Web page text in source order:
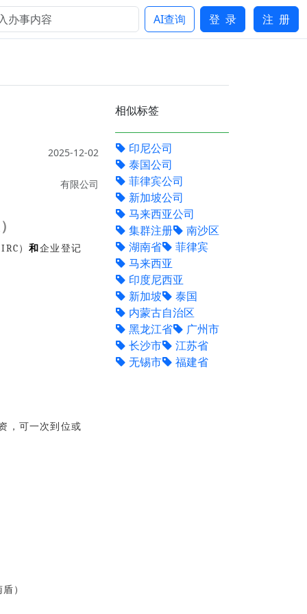
AI查询 登 录 注 册
2025-12-02
有限公司
）和企业登记
，可一次到位或
）
相似标签
印尼公司
泰国公司
菲律宾公司
新加坡公司
马来西亚公司
集群注册
南沙区
湖南省
菲律宾
马来西亚
印度尼西亚
新加坡
泰国
内蒙古自治区
黑龙江省
广州市
长沙市
江苏省
无锡市
福建省